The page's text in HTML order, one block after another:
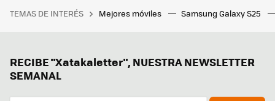
TEMAS DE INTERÉS Mejores móviles Samsung Galaxy S25
RECIBE "Xatakaletter", NUESTRA NEWSLETTER
SEMANAL